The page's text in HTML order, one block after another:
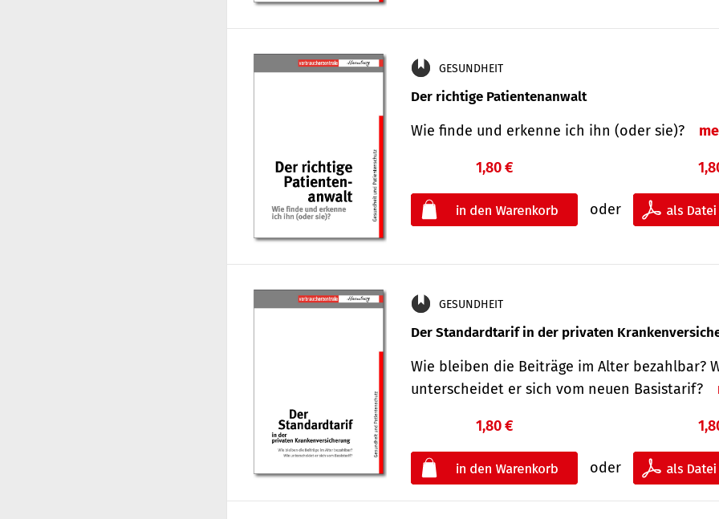
GESUNDHEIT
Der richtige Patientenanwalt
Wie finde und erkenne ich ihn (oder sie)?
1,80 €
oder
GESUNDHEIT
Der Standard­tarif in der privaten
Wie bleiben die Beiträge im Alter bezahlbar?
unterscheidet er sich vom neuen Basistarif?
1,80 €
oder